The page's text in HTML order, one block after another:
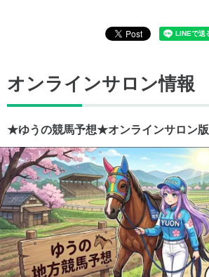
オンラインサロン情報
★ゆうの競馬予想★オンラインサロン版